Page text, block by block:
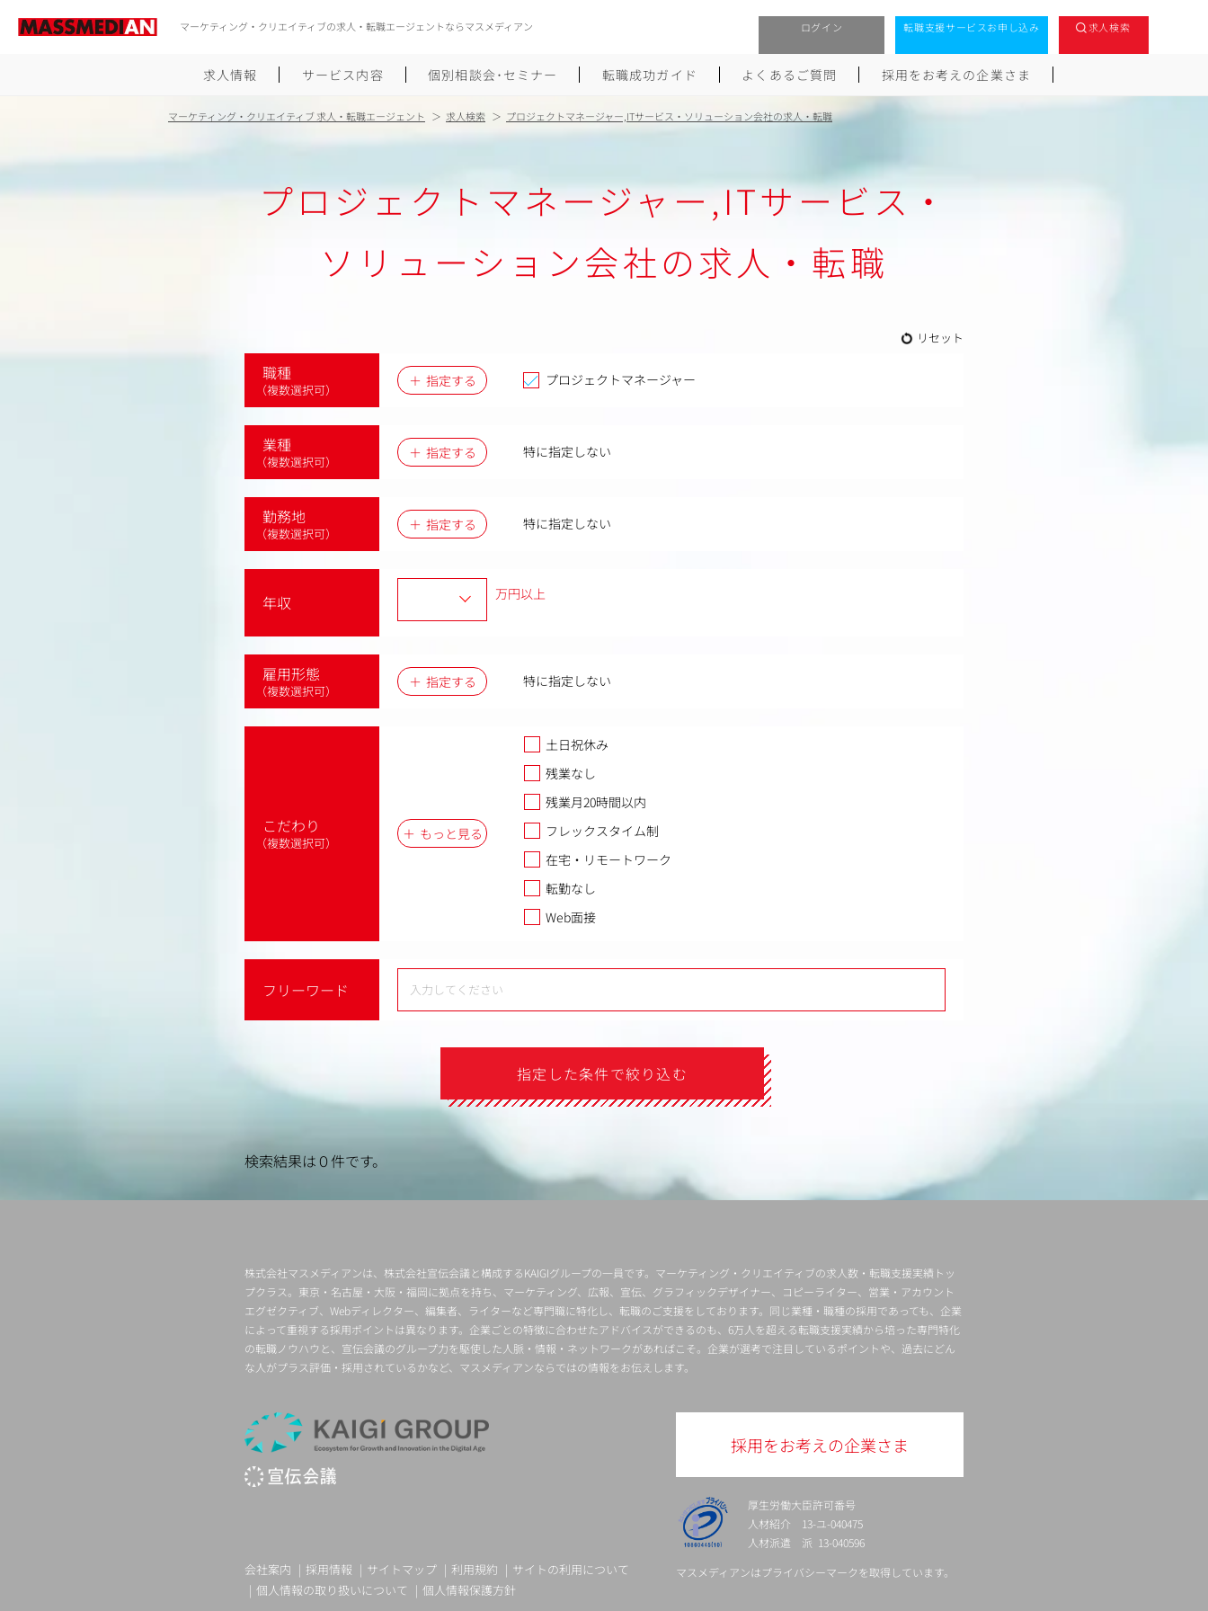
マーケティング・クリエイティブの求人・転職エージェントならマスメディアン ログイン 転職支援サービスお申し込み 求人検索
求人情報 サービス内容 個別相談会･セミナー 転職成功ガイド
履歴書のつくり方
ポートフォリオのつくり方
大手広告会社への転職
しゅふクリ･ママクリ転職
よくあるご質問 採用をお考えの企業さま
マーケティング・クリエイティブ 求人・転職エージェント 求人検索 プロジェクトマネージャー,ITサービス・ソリューション会社の求人・転職
プロジェクトマネージャー,ITサービス・
ソリューション会社の求人・転職
リセット
職種
（複数選択可）
指定する プロジェクトマネージャー
業種
（複数選択可）
指定する 特に指定しない
勤務地
（複数選択可）
指定する 特に指定しない
年収 万円以上
雇用形態
（複数選択可）
指定する 特に指定しない
こだわり
（複数選択可）
もっと見る
土日祝休み
残業なし
残業月20時間以内
フレックスタイム制
在宅・リモートワーク
転勤なし
Web面接
フリーワード
指定した条件で絞り込む
検索結果は０件です。
株式会社マスメディアンは、株式会社宣伝会議と構成するKAIGIグループの一員です。マーケティング・クリエイティブの求人数・転職支援実績トッ
プクラス。東京・名古屋・大阪・福岡に拠点を持ち、マーケティング、広報、宣伝、グラフィックデザイナー、コピーライター、営業・アカウント
エグゼクティブ、Webディレクター、編集者、ライターなど専門職に特化し、転職のご支援をしております。同じ業種・職種の採用であっても、企業
によって重視する採用ポイントは異なります。企業ごとの特徴に合わせたアドバイスができるのも、6万人を超える転職支援実績から培った専門特化
の転職ノウハウと、宣伝会議のグループ力を駆使した人脈・情報・ネットワークがあればこそ。企業が選考で注目しているポイントや、過去にどん
な人がプラス評価・採用されているかなど、マスメディアンならではの情報をお伝えします。
採用をお考えの企業さま
厚生労働大臣許可番号
人材紹介 13-ユ-040475
人材派遣 派 13-040596
マスメディアンはプライバシーマークを取得しています。
会社案内 採用情報 サイトマップ 利用規約
サイトの利用について
個人情報の取り扱いについて
個人情報保護方針